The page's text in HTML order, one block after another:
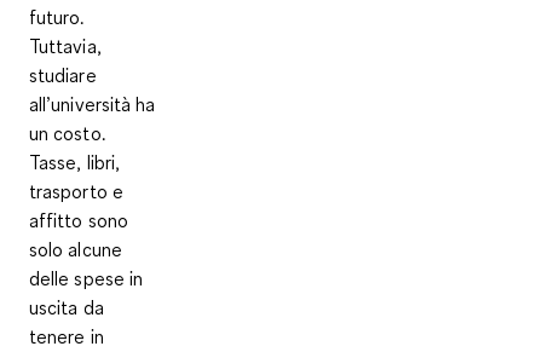
futuro.
Tuttavia,
studiare
all’università ha
un costo.
Tasse, libri,
trasporto e
affitto sono
solo alcune
delle spese in
uscita da
tenere in